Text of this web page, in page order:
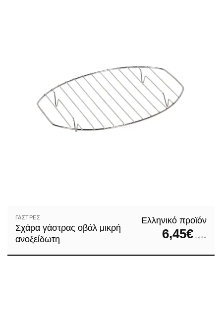
ΓΆΣΤΡΕΣ
Σχάρα γάστρας οβάλ μικρή
ανοξείδωτη
Ελληνικό προϊόν
6,45€ + φ.π.α.